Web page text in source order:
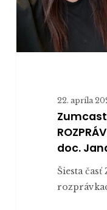
Jana
Juhásová)
22. apríla
Zumcast
doc.
Šiesta